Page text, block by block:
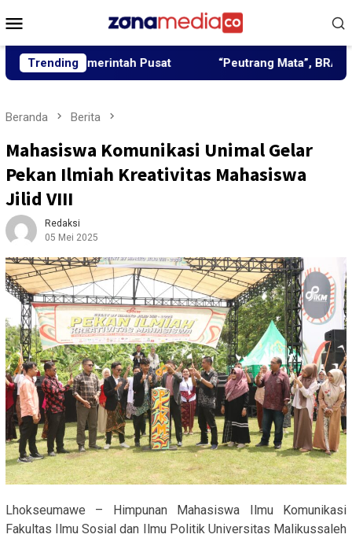
ke
Mobile
TrendingPusat “Peutrang Mata”, BRA Aceh Utara
Beranda Berita
Mahasiswa Komunikasi Unimal Gelar
Pekan Ilmiah Kreativitas Mahasiswa
Jilid VIII
Redaksi
05 Mei 2025
Lhokseumawe – Himpunan Mahasiswa Ilmu Komunikasi
Fakultas Ilmu Sosial dan Ilmu Politik Universitas Malikussaleh